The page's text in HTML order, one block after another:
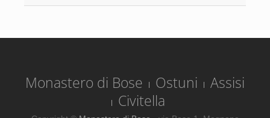
Monastero di Bose Ostuni
Assisi
Civitella